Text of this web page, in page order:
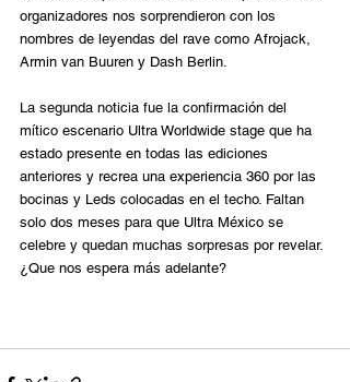
organizadores nos sorprendieron con los
nombres de leyendas del rave como Afrojack,
Armin van Buuren y Dash Berlin.
La segunda noticia fue la confirmación del
mítico escenario Ultra Worldwide stage que ha
estado presente en todas las ediciones
anteriores y recrea una experiencia 360 por las
bocinas y Leds colocadas en el techo. Faltan
solo dos meses para que Ultra México se
celebre y quedan muchas sorpresas por revelar.
¿Que nos espera más adelante?